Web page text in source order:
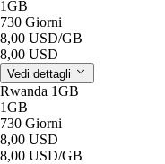
1GB
730 Giorni
8,00 USD/GB
8,00 USD
Vedi dettagli
Rwanda 1GB
1GB
730 Giorni
8,00 USD
8,00 USD/GB